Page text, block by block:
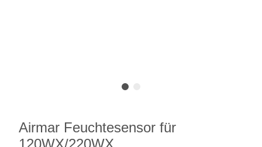
Airmar Feuchtesensor für
120WX/220WX